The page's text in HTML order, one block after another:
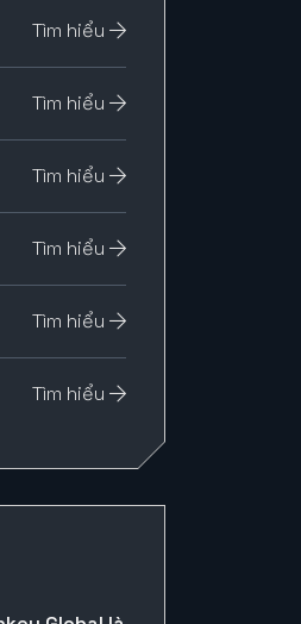
Tìm hiểu
Tìm hiểu
Tìm hiểu
Tìm hiểu
Tìm hiểu
Tìm hiểu